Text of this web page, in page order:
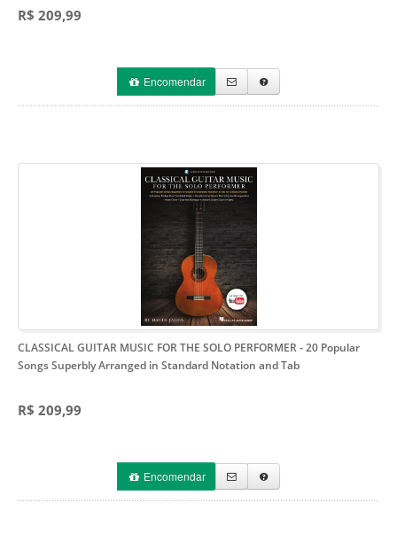
R$ 209,99
Encomendar
CLASSICAL GUITAR MUSIC FOR THE SOLO PERFORMER- 20 Popular
Songs Superbly Arranged in Standard Notation and Tab
R$ 209,99
Encomendar